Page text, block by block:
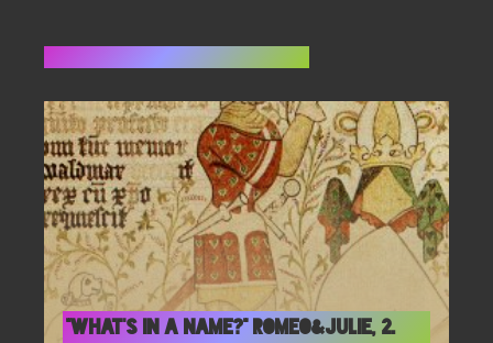
“What’s in a name?” Romeo&Julie, 2.